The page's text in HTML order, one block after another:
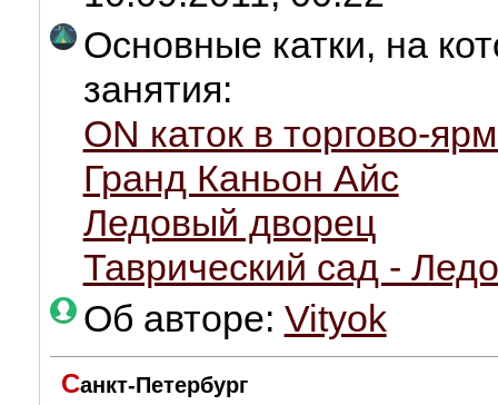
Основные катки, на
занятия:
ON каток в торгово-
Гранд Каньон Айс
Ледовый дворец
Таврический сад -
Об авторе: Vityok
Санкт-Петербург